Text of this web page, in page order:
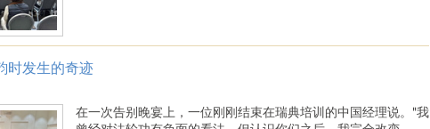
时发生的奇迹
在一次告别晚宴上，一位刚刚结束在瑞典培训的中国经理说。"我